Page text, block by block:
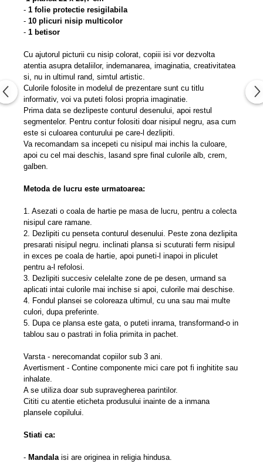
- 1 folie protectie resigilabila
- 10 plicuri nisip multicolor
- 1 betisor
Cu ajutorul picturii cu nisip colorat, copiii isi vor dezvolta
atentia asupra detaliilor, indemanarea, imaginatia, creativitatea
si, nu in ultimul rand, simtul artistic.
Culorile folosite in modelul de prezentare sunt cu titlu
informativ, voi va puteti folosi propria imaginatie.
Prima data se dezlipeste conturul desenului, apoi restul
segmentelor. Pentru contur folositi doar nisipul negru, asa cum
este si culoarea conturului pe care-l dezlipiti.
Va recomandam sa incepeti cu nisipul mai inchis la culoare,
apoi cu cel mai deschis, lasand spre final culorile alb, crem,
galben.
Metoda de lucru este urmatoarea:
1. Asezati o coala de hartie pe masa de lucru, pentru a colecta
nisipul care ramane.
2. Dezlipiti cu penseta conturul desenului. Peste zona dezlipita
presarati nisipul negru. inclinati plansa si scuturati ferm nisipul
in exces pe coala de hartie, apoi puneti-l inapoi in pliculet
pentru a-l refolosi.
3. Dezlipiti succesiv celelalte zone de pe desen, urmand sa
aplicati intai culorile mai inchise si apoi, culorile mai deschise.
4. Fondul plansei se coloreaza ultimul, cu una sau mai multe
culori, dupa preferinte.
5. Dupa ce plansa este gata, o puteti inrama, transformand-o in
tablou sau o pastrati in folia primita in pachet.
Varsta - nerecomandat copiilor sub 3 ani.
Avertisment - Contine componente mici care pot fi inghitite sau
inhalate.
A se utiliza doar sub supravegherea parintilor.
Cititi cu atentie eticheta produsului inainte de a inmana
plansele copilului.
Stiati ca:
- Mandala isi are originea in religia hindusa.